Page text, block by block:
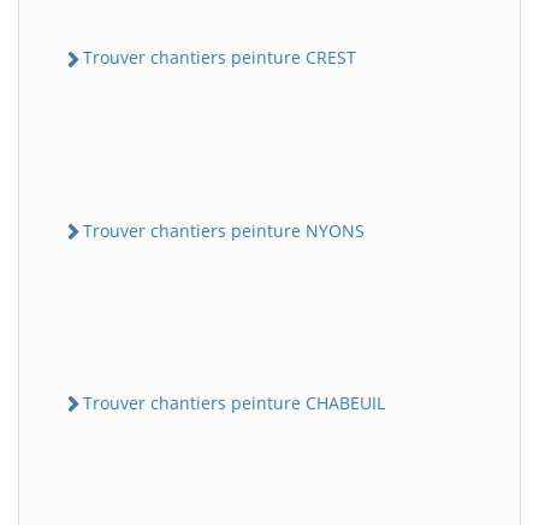
Trouver chantiers peinture CREST
Trouver chantiers peinture NYONS
Trouver chantiers peinture CHABEUIL